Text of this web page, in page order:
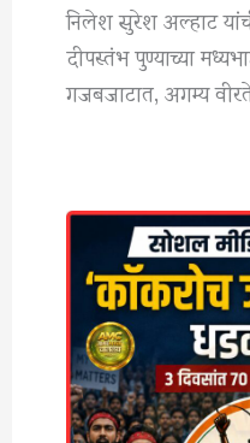
निलेश सुरेश अल्हाट
दीपस्तंभ पुण्याच्या
गजबजाटात, अगम्य